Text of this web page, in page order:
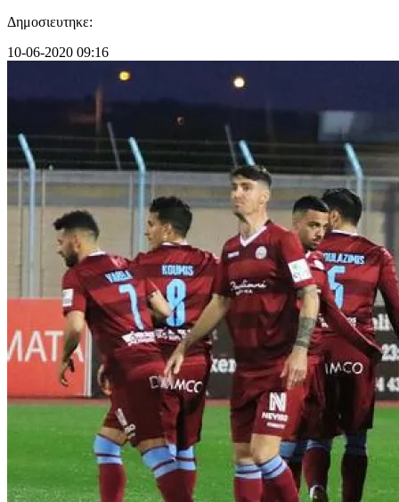
Δημοσιευτηκε:
10-06-2020 09:16